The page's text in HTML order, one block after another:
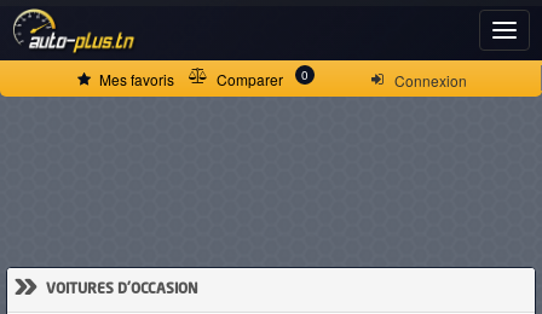
Connexion
Mes favoris Comparer 0
» VOITURES D'OCCASION
ACCUEIL